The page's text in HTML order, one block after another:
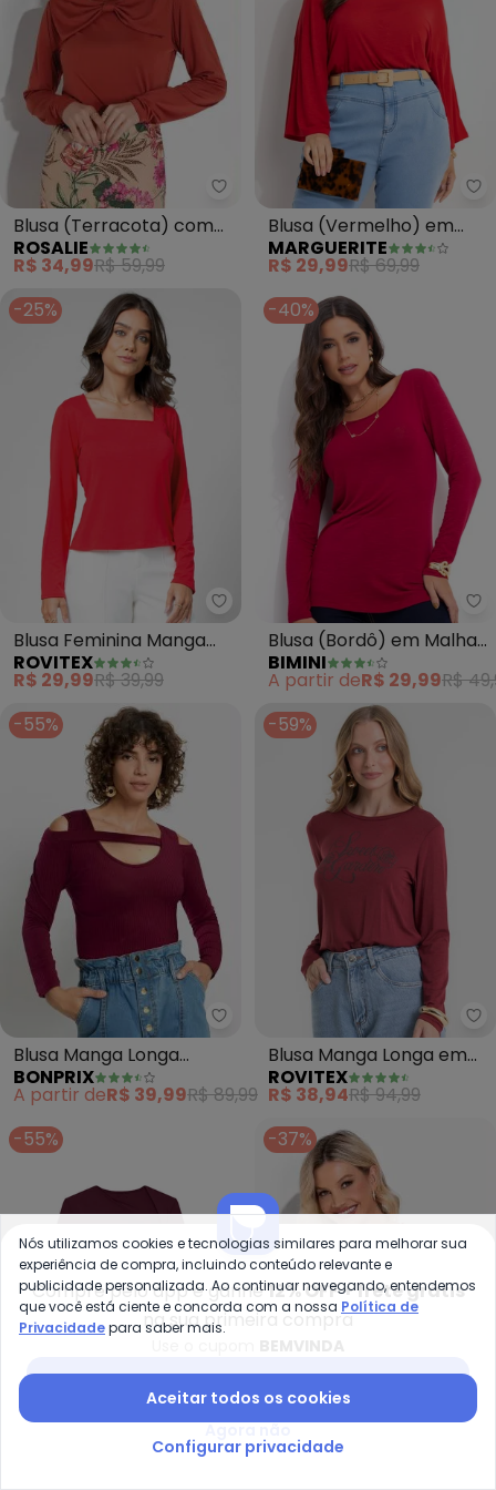
Rosalie - Blusa (Terracota)
Blusa (Terracota) com
Pala Laço
ROSALIE
R$ 34,99R$ 59,99
Blusa (Vermelho) em
Malha Flamê
MARGUERITE
R$ 29,99R$ 69,99
-25%
Rovitex - Blusa Feminina
Blusa Feminina Manga
Longa (Vermelho)
ROVITEX
R$ 29,99R$ 39,99
-40%
Blusa (Bordô) em Malha
Flamê
BIMINI
A partir deR$ 29,99R$
-55%
bonprix - Blusa Manga Longa
Blusa Manga Longa
(Bordô)
BONPRIX
A partir deR$ 39,99R$ 89,99
-59%
Blusa Manga Longa em
Viscotorcion (Vermelho)
ROVITEX
R$ 38,94R$ 94,99
-55%
Enfim - Blusa Justa em Viscose
-37%
Compre pelo app e ganhe12% OFF + frete grátis
na sua primeira compra
Nós utilizamos cookies e tecnologias similares para melhorar sua
experiência de compra, incluindo conteúdo relevante e
publicidade personalizada. Ao continuar navegando, entendemos
que você está ciente e concorda com a nossa Política de
Privacidadepara saber mais.
Aceitar todos os cookies
Configurar privacidade